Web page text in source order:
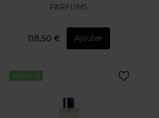
PARFUMS
118,50 € Ajouter
Naturel